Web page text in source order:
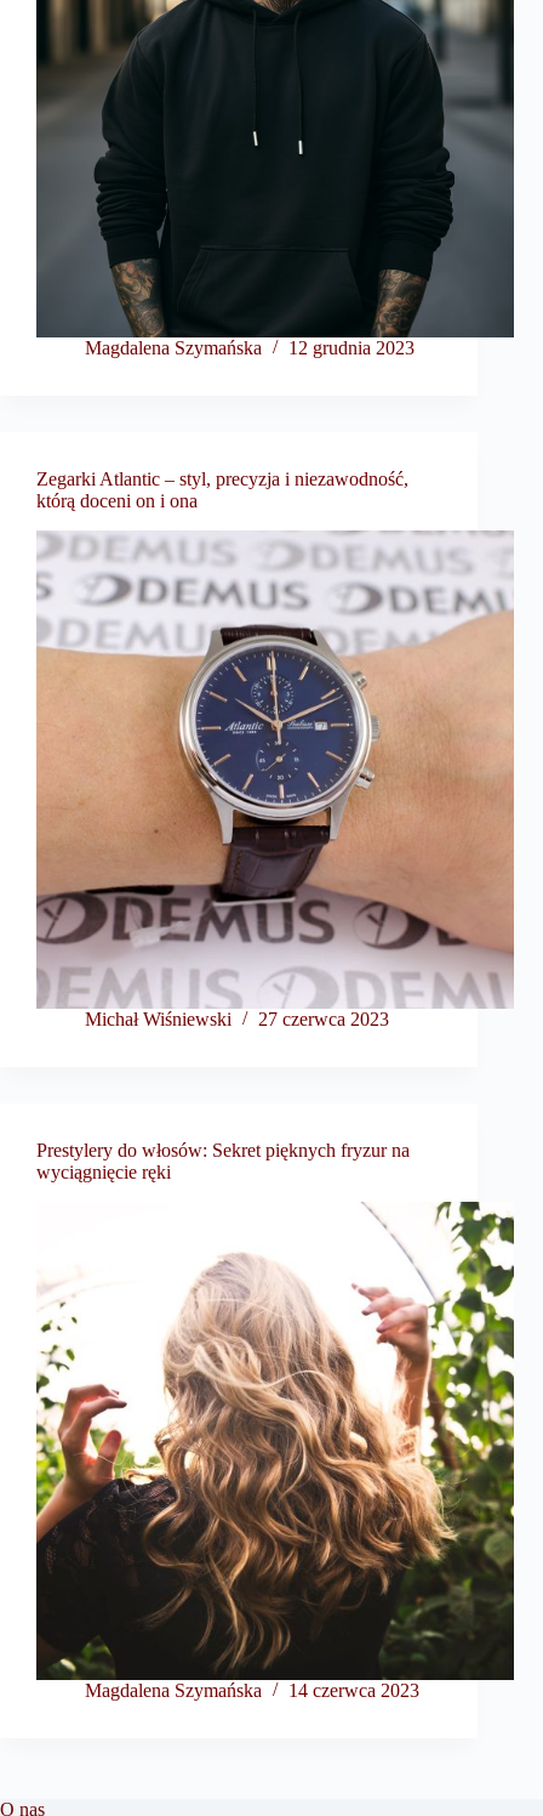
Magdalena Szymańska 12 grudnia 2023
Zegarki Atlantic – styl, precyzja i niezawodność,
którą doceni on i ona
Michał Wiśniewski 27 czerwca 2023
Prestylery do włosów: Sekret pięknych fryzur na
wyciągnięcie ręki
Magdalena Szymańska 14 czerwca 2023
O nas